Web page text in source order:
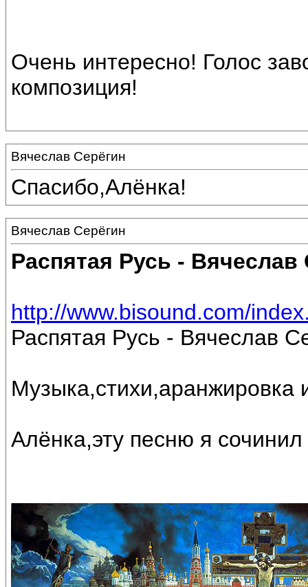
Очень интересно! Голос
композиция!
Вячеслав Серёгин
Спасибо,Алёнка!
Вячеслав Серёгин
Распятая Русь - Вячеслав
http://www.bisound.com/
Распятая Русь - Вячеслав
Музыка,стихи,аранжировка
Алёнка,эту песню я